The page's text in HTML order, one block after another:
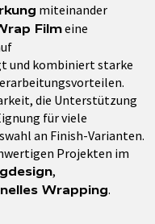
miteinander
Filmeine
und kombiniert starke
die Unterstützung
für viele
an Finish-Varianten.
Projekten im
,
Wrapping.